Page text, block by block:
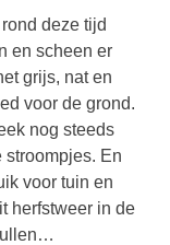
deze tijd
en scheen er
grijs, nat en
voor de grond.
nog steeds
En
voor tuin en
herfstweer in de